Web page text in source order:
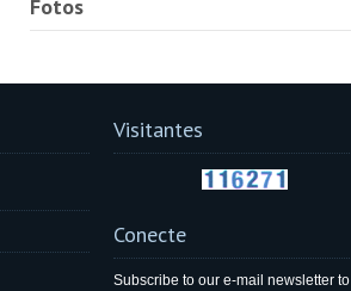
Fotos
Visitantes
Conecte
Subscribe to our e-mail newsletter to